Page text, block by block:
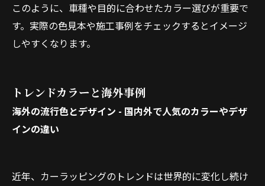
このように、車種や目的に合わせたカラー選びが重要で
す。実際の色見本や施工事例をチェックするとイメージ
しやすくなります。
トレンドカラーと海外事例
海外の流行色とデザイン - 国内外で人気のカラーやデザ
インの違い
近年、カーラッピングのトレンドは世界的に変化し続け